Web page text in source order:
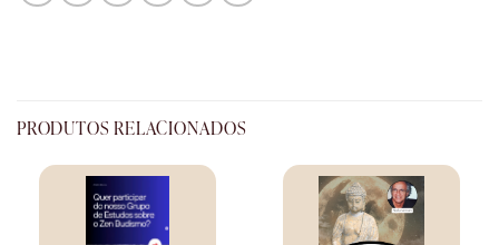
PRODUTOS RELACIONADOS